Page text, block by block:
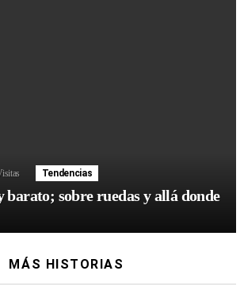
Tendencias
barato; sobre ruedas y allá donde
MÁS HISTORIAS